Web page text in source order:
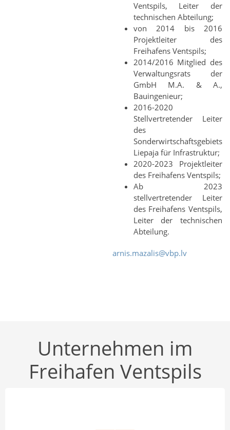
Ventspils, Leiter der
technischen Abteilung;
von 2014 bis 2016
Projektleiter des
Freihafens Ventspils;
2014/2016 Mitglied des
Verwaltungsrats der
GmbH M.A. & A.,
Bauingenieur;
2016-2020
Stellvertretender Leiter
des
Sonderwirtschaftsgebiets
Liepaja für Infrastruktur;
2020-2023 Projektleiter
des Freihafens Ventspils;
Ab 2023
stellvertretender Leiter
des Freihafens Ventspils,
Leiter der technischen
Abteilung.
arnis.mazalis@vbp.lv
Unternehmen im
Freihafen Ventspils